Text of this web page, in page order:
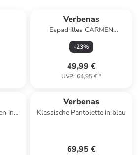
Verbenas
Espadrilles CARMEN
CROCHET LINO PARIS in
orange
-23%
49,99 €
UVP: 64,95 €*
in
Verbenas
Klassische Pantolette in blau
69,95 €